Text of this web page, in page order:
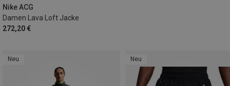
Nike ACG
Damen Lava Loft Jacke
272,20 €
Neu Neu